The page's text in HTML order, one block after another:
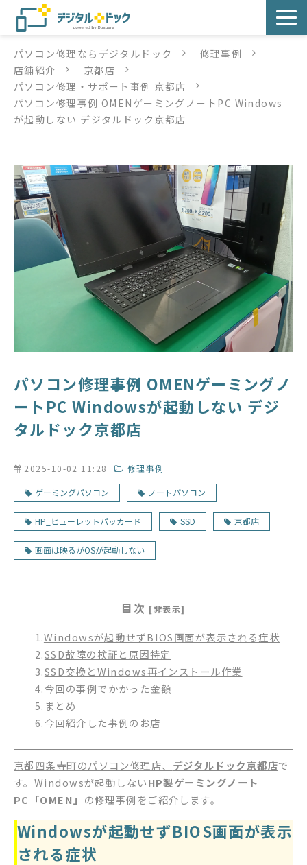
パソコン修理
サービス
店舗紹介
デジタルドックブログ
パソコン修理ならデジタルドック
修理事例
店舗紹介
京都店
パソコン修理・サポート事例 京都店
パソコン修理事例 OMENゲーミングノートPC Windows
が起動しない デジタルドック京都店
パソコン修理事例 OMENゲーミングノ
ートPC Windowsが起動しない デジ
タルドック京都店
2025-10-02 11:28 修理事例
ゲーミングパソコン ノートパソコン
HP_ヒューレットパッカード SSD 京都店
画面は映るがOSが起動しない
目次 [非表示]
1.Windowsが起動せずBIOS画面が表示される症状
2.SSD故障の検証と原因特定
3.SSD交換とWindows再インストール作業
4.今回の事例でかかった金額
5. まとめ
6.今回紹介した事例のお店
京都四条寺町のパソコン修理店、 デジタルドック京都店で
す。Windowsが起動しないHP製ゲーミングノート
PC「OMEN」 の修理事例をご紹介します。
Windowsが起動せずBIOS画面が表示
される症状